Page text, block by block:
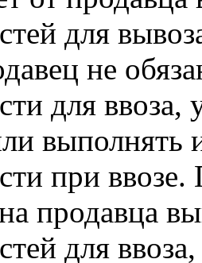
для
не
для ввоза,
выполнять
при
продавца
для